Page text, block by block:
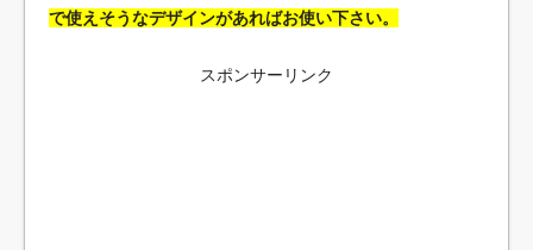
で使えそうなデザインがあればお使い下さい。
スポンサーリンク